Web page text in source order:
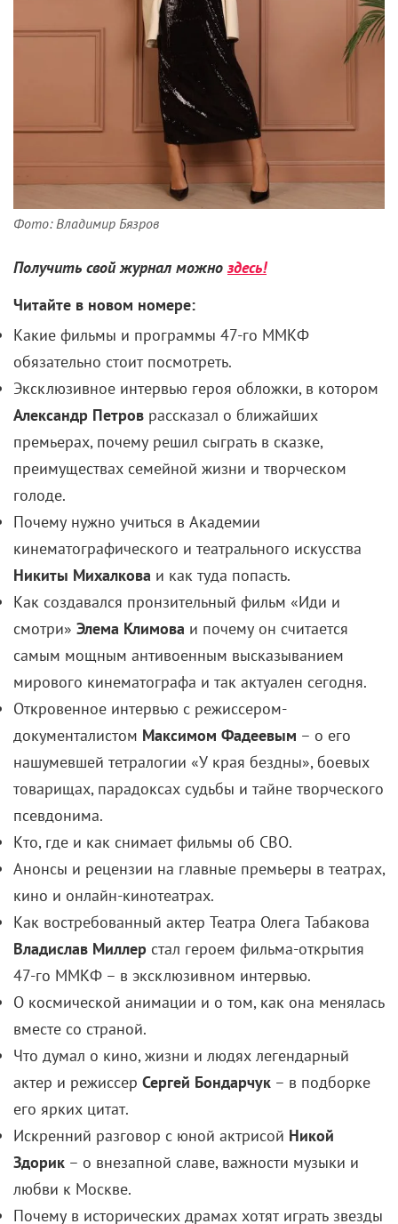
Фото: Владимир Бязров
Получить свой журнал можноздесь!
Читайте в новом номере:
Какие фильмы и программы 47-го ММКФ
обязательно стоит посмотреть.
Эксклюзивное интервью героя обложки, в котором
Александр Петров рассказал о ближайших
премьерах, почему решил сыграть в сказке,
преимуществах семейной жизни и творческом
голоде.
Почему нужно учиться в Академии
кинематографического и театрального искусства
Никиты Михалкова и как туда попасть.
Как создавался пронзительный фильм «Иди и
смотри» Элема Климова и почему он считается
самым мощным антивоенным высказыванием
мирового кинематографа и так актуален сегодня.
Откровенное интервью с режиссером-
документалистом Максимом Фадеевым – о его
нашумевшей тетралогии «У края бездны», боевых
товарищах, парадоксах судьбы и тайне творческого
псевдонима.
Кто, где и как снимает фильмы об СВО.
Анонсы и рецензии на главные премьеры в театрах,
кино и онлайн-кинотеатрах.
Как востребованный актер Театра Олега Табакова
Владислав Миллер стал героем фильма-открытия
47-го ММКФ – в эксклюзивном интервью.
О космической анимации и о том, как она менялась
вместе со страной.
Что думал о кино, жизни и людях легендарный
актер и режиссер Сергей Бондарчук – в подборке
его ярких цитат.
Искренний разговор с юной актрисой Никой
Здорик – о внезапной славе, важности музыки и
любви к Москве.
Почему в исторических драмах хотят играть звезды